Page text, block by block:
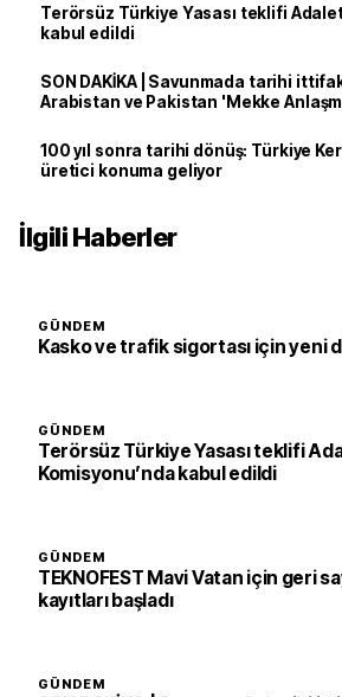
Terörsüz Türkiye Yasası teklifi
kabul edildi
SON DAKİKA | Savunmada tarihi
Arabistan ve Pakistan 'Mekke
100 yıl sonra tarihi dönüş: Türkiye
üretici konuma geliyor
İlgili Haberler
GÜNDEM
Kasko ve trafik sigortası için yeni
GÜNDEM
Terörsüz Türkiye Yasası teklifi
Komisyonu’nda kabul edildi
GÜNDEM
TEKNOFEST Mavi Vatan için geri
kayıtları başladı
GÜNDEM